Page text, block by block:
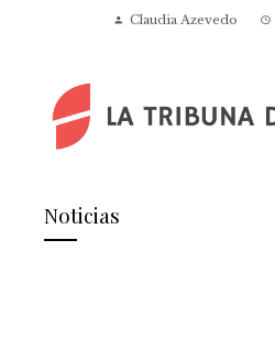
Claudia Azevedo
Noticias